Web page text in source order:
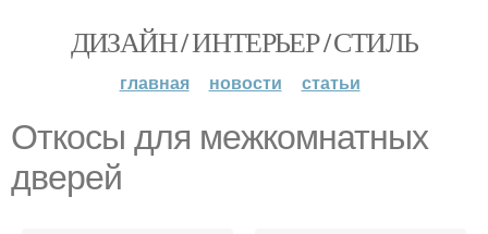
ДИЗАЙН / ИНТЕРЬЕР / СТИЛЬ
главная новости статьи
Откосы для межкомнатных
дверей